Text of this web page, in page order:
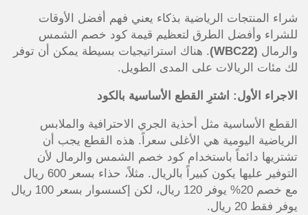
شراء المنتجات الرياضية بذكاء يعني فهم أفضل الأوقات
للشراء وأفضل الطرق لتعظيم قيمة كود خصم الشمس
والرمال (WBC22)
. هناك استراتيجيات بسيطة يمكن أن توفر
لك مئات الريالات على المدى الطويل.
الاجراء الأول: اشترِ القطع الأساسية بالكود
القطع الأساسية مثل أحذية الجري الاحترافية والملابس
الرياضية اليومية هي الأغلى سعراً. هذه القطع يجب أن
تشتريها دائماً باستخدام كود خصم الشمس والرمال لأن
التوفير عليها يكون كبيراً بالريال. مثلاً، حذاء بسعر 600 ريال
مع خصم 20% يوفر 120 ريال، لكن إكسسوار بسعر 100 ريال
يوفر فقط 20 ريال.